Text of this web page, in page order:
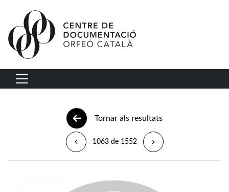
Vés al contingut
Navegació principal
Tornar als resultats
1063 de 1552